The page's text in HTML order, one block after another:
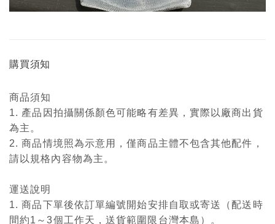
購買須知
商品須知
1. 產品因拍攝關係顏色可能略有差異，實際以廠商出貨
為主。
2. 商品情境照為示意用，僅商品主體不包含其他配件，
請以規格內容物為主。
運送說明
1. 商品下單後依訂單編號開始安排自取或寄送（配送時
間約1～3個工作天，送貨範圍限台灣本島）。